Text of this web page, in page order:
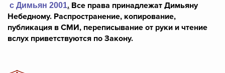
c Димьян 2001. Все права принадлежат Димьяну
Небедному. Распространение, копирование,
публикация в СМИ, переписывание от руки и чтение
вслух приветствуются по Закону.